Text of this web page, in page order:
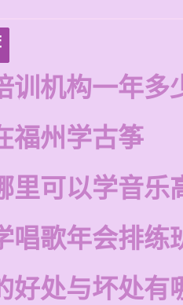
训机构一年多
福州学古筝
里可以学音乐
唱歌年会排练
好处与坏处有